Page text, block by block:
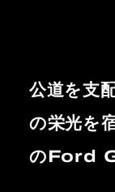
公道を支
の栄光を
のFord